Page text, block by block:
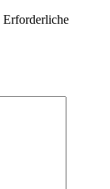
Erforderliche